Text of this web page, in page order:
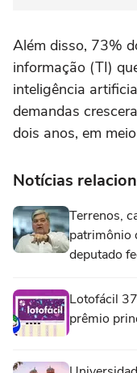
Além disso, 73%
informação (TI)
inteligência
demandas
dois anos, em
Notícias
Terrenos,
patrimônio
deputado
Lotofácil
prêmio